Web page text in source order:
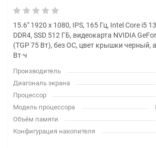
15.6" 1920 x 1080, IPS, 165 Гц, Intel Core i5
DDR4, SSD 512 ГБ, видеокарта NVIDIA
(TGP 75 Вт), без ОС, цвет крышки черный,
Вт·ч
Производитель
Диагональ экрана
Процессор
Модель процессора
Объём памяти
Конфигурация накопителя